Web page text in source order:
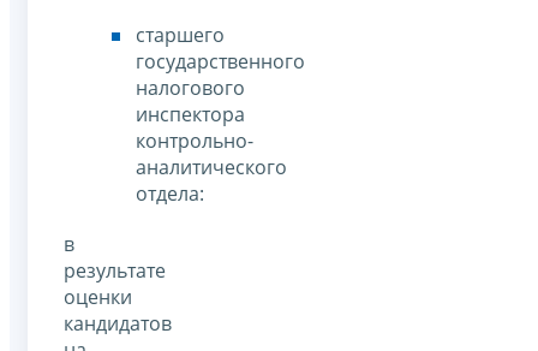
старшего
государственного
налогового
инспектора
контрольно-
аналитического
отдела:
в
результате
оценки
кандидатов